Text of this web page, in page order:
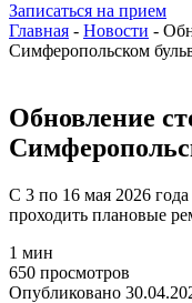
Записаться на прием
Главная - Новости -
Симферопольском
Обновление
С 3 по 16 мая 2026
проходить плановые
1 мин
650 просмотров
Опубликовано